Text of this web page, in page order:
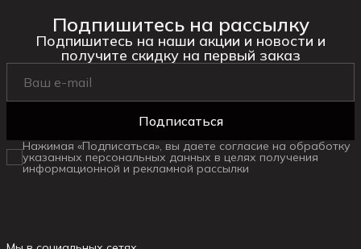
Подпишитесь на рассылку
Подпишитесь на наши акции и новости и
получите скидку на первый заказ
Подписаться
Нажимая «Подписаться», вы даете согласие на обработку
указанных персональных данных в целях получения
информационной и рекламной рассылки